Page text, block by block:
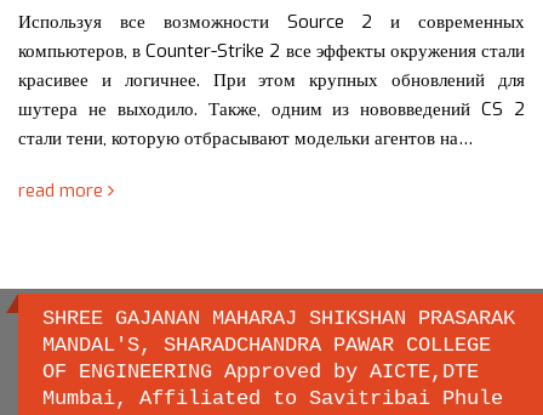
Используя все возможности Source 2 и современных
компьютеров, в Counter-Strike 2 все эффекты окружения стали
красивее и логичнее. При этом крупных обновлений для
шутера не выходило. Также, одним из нововведений CS 2
стали тени, которую отбрасывают модельки агентов на…
read more
SHREE GAJANAN MAHARAJ SHIKSHAN PRASARAK
MANDAL'S, SHARADCHANDRA PAWAR COLLEGE
OF ENGINEERING Approved by AICTE,DTE
Mumbai, Affiliated to Savitribai Phule
Important links